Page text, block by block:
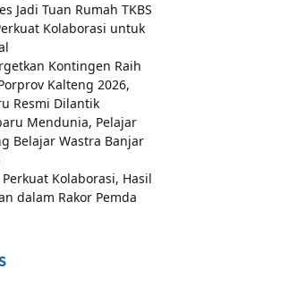
Jadi Tuan Rumah TKBS
Kolaborasi untuk
Kontingen Raih
Kalteng 2026,
Resmi Dilantik
Mendunia, Pelajar
Belajar Wastra Banjar
Kolaborasi, Hasil
dalam Rakor Pemda